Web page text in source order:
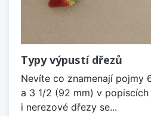
Typy výpustí dřezů
Nevíte co znamenají pojmy
a 3 1/2 (92 mm) v
i nerezové dřezy se...